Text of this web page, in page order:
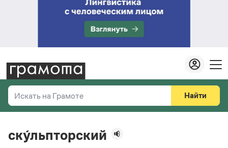
Искать на Грамоте
Справочная служба
Найти
ску́льпторский